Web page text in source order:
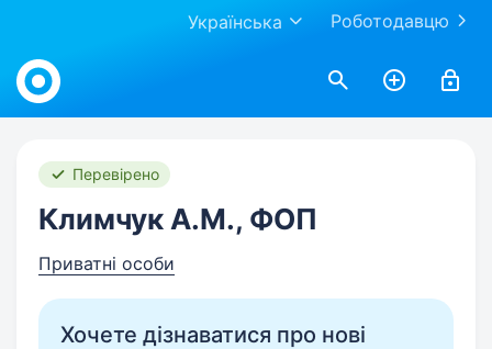
Роботодавцю
Українська
Work.ua
Перевірено
Климчук А.М., ФОП
Приватні особи
Хочете дізнаватися про нові